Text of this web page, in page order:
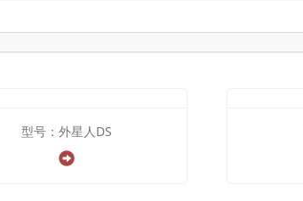
型号：外星人DS